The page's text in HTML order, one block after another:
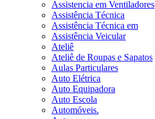
Assistencia em Ventiladores
Assistência Técnica
Assistência Técnica em
Assistência Veicular
Ateliê
Ateliê de Roupas e Sapatos
Aulas Particulares
Auto Elétrica
Auto Equipadora
Auto Escola
Automóveis.